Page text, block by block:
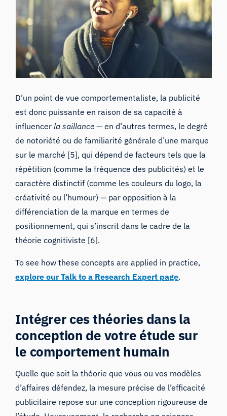
D’un point de vue comportementaliste, la publicité
est donc puissante en raison de sa capacité à
influencerla saillance — en d’autres termes, le degré
de notoriété ou de familiarité générale d’une marque
sur le marché [5], qui dépend de facteurs tels que la
répétition (comme la fréquence des publicités) et le
caractère distinctif (comme les couleurs du logo, la
créativité ou l’humour) — par opposition à la
différenciation de la marque en termes de
positionnement, qui s’inscrit dans le cadre de la
théorie cognitiviste [6].
To see how these concepts are applied in practice,
explore our Talk to a Research Expert page.
Intégrer ces théories dans la
conception de votre étude sur
le comportement humain
Quelle que soit la théorie que vous ou vos modèles
d’affaires défendez, la mesure précise de l’efficacité
publicitaire repose sur une conception rigoureuse de